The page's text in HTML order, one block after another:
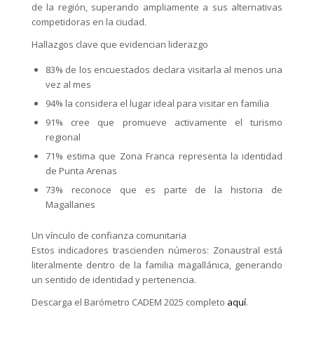
de la región, superando ampliamente a sus alternativas
competidoras en la ciudad.
Hallazgos clave que evidencian liderazgo
83% de los encuestados declara visitarla al menos una
vez al mes
94% la considera el lugar ideal para visitar en familia
91% cree que promueve activamente el turismo
regional
71% estima que Zona Franca representa la identidad
de Punta Arenas
73% reconoce que es parte de la historia de
Magallanes
Un vínculo de confianza comunitaria
Estos indicadores trascienden números: Zonaustral está
literalmente dentro de la familia magallánica, generando
un sentido de identidad y pertenencia.
Descarga el Barómetro CADEM 2025 completo aquí.